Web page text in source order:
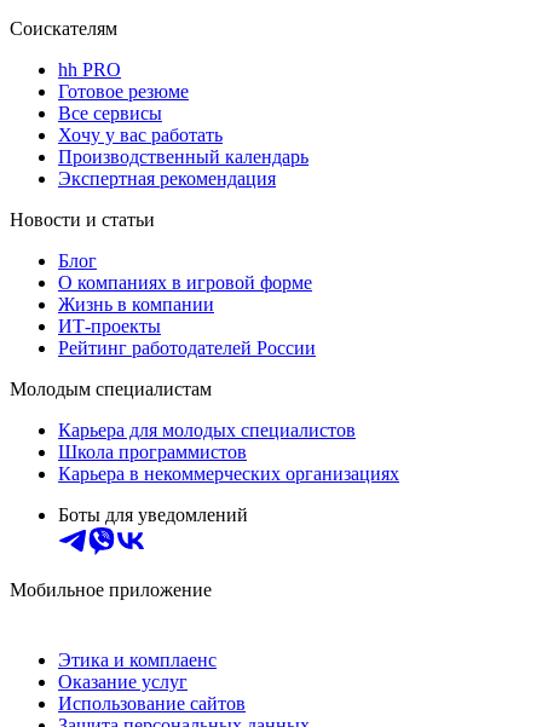
Соискателям
hh PRO
Готовое резюме
Все сервисы
Хочу у вас работать
Производственный календарь
Экспертная рекомендация
Новости и статьи
Блог
О компаниях в игровой форме
Жизнь в компании
ИТ-проекты
Рейтинг работодателей России
Молодым специалистам
Карьера для молодых специалистов
Школа программистов
Карьера в некоммерческих организациях
Боты для уведомлений
Мобильное приложение
Этика и комплаенс
Оказание услуг
Использование сайтов